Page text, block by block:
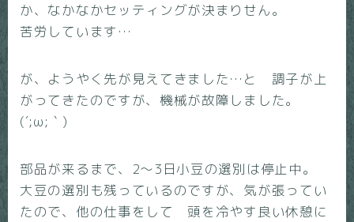
か、なかなかセッティングが決まりせん。
苦労しています…
が、ようやく先が見えてきました…と 調子が上
がってきたのですが、機械が故障しました。
(´;ω;｀)
部品が来るまで、2～3日小豆の選別は停止中。
大豆の選別も残っているのですが、気が張ってい
たので、他の仕事をして 頭を冷やす良い休憩に